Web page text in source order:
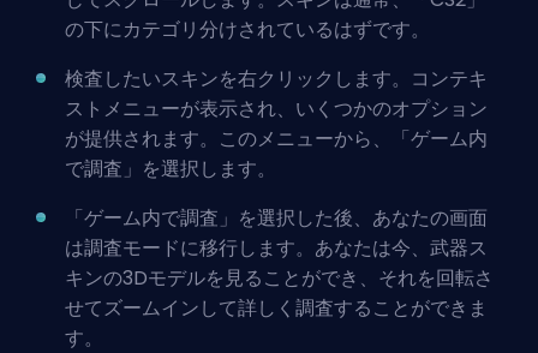
の下にカテゴリ分けされているはずです。
検査したいスキンを右クリックします。コンテキ
ストメニューが表示され、いくつかのオプション
が提供されます。このメニューから、「ゲーム内
で調査」を選択します。
「ゲーム内で調査」を選択した後、あなたの画面
は調査モードに移行します。あなたは今、武器ス
キンの3Dモデルを見ることができ、それを回転さ
せてズームインして詳しく調査することができま
す。